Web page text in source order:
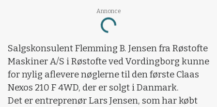
Annonce
Loading...
Salgskonsulent Flemming B. Jensen fra Røstofte
Maskiner A/S i Røstofte ved Vordingborg kunne
for nylig aflevere nøglerne til den første Claas
Nexos 210 F 4WD, der er solgt i Danmark.
Det er entreprenør Lars Jensen, som har købt